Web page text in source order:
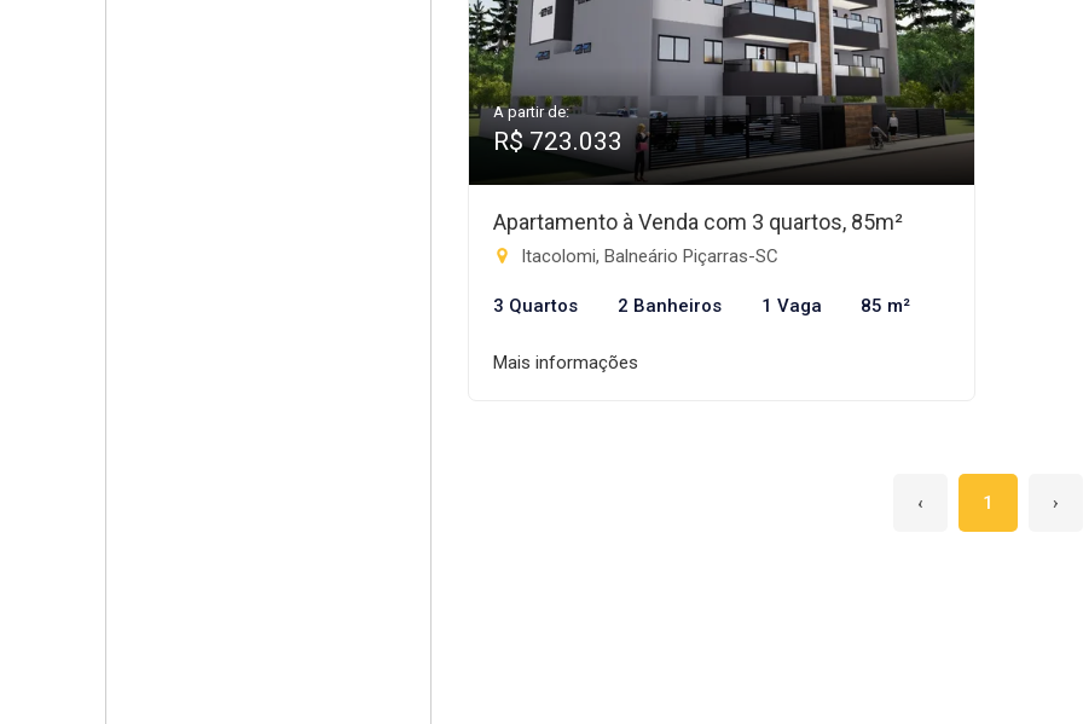
A partir de:
R$ 723.033
Apartamento à Venda com 3 quartos, 85m²
Itacolomi, Balneário Piçarras-SC
3 Quartos 2 Banheiros 1 Vaga 85 m²
Mais informações
‹ 1 ›